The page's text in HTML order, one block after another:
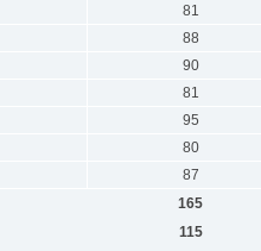
81
88
90
81
95
80
87
165
115